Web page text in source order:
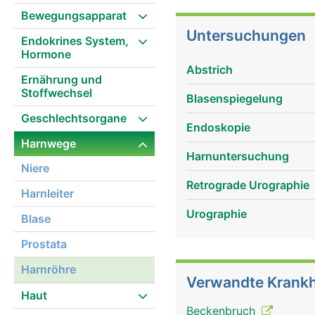
Bewegungsapparat
Endokrines System,
Hormone
Ernährung und
Stoffwechsel
Geschlechtsorgane
Harnwege
Niere
Harnleiter
Blase
Prostata
Harnröhre
Haut
Untersuchungen
Abstrich
Blasenspiegelung
Endoskopie
Harnuntersuchung
Retrograde Urographie
Urographie
Verwandte
Beckenbruch